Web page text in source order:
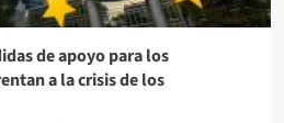
de apoyo para los
a la crisis de los